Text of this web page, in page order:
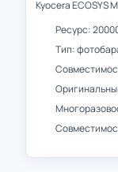
Kyocera ECOSYS
Ресурс:
Тип: